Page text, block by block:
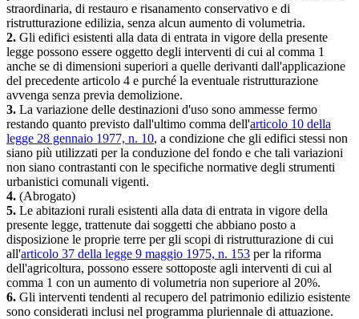
straordinaria, di restauro e risanamento conservativo e di
ristrutturazione edilizia, senza alcun aumento di volumetria.
2. Gli edifici esistenti alla data di entrata in vigore della presente
legge possono essere oggetto degli interventi di cui al comma 1
anche se di dimensioni superiori a quelle derivanti dall'applicazione
del precedente articolo 4 e purché la eventuale ristrutturazione
avvenga senza previa demolizione.
3. La variazione delle destinazioni d'uso sono ammesse fermo
restando quanto previsto dall'ultimo comma dell'articolo 10 della
legge 28 gennaio 1977, n. 10, a condizione che gli edifici stessi non
siano più utilizzati per la conduzione del fondo e che tali variazioni
non siano contrastanti con le specifiche normative degli strumenti
urbanistici comunali vigenti.
4. (Abrogato)
5. Le abitazioni rurali esistenti alla data di entrata in vigore della
presente legge, trattenute dai soggetti che abbiano posto a
disposizione le proprie terre per gli scopi di ristrutturazione di cui
all'articolo 37 della legge 9 maggio 1975, n. 153 per la riforma
dell'agricoltura, possono essere sottoposte agli interventi di cui al
comma 1 con un aumento di volumetria non superiore al 20%.
6. Gli interventi tendenti al recupero del patrimonio edilizio esistente
sono considerati inclusi nel programma pluriennale di attuazione.